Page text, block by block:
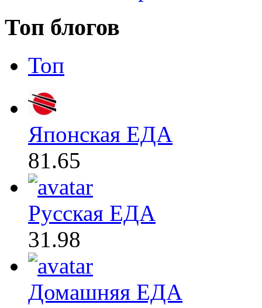
Топ блогов
Топ
Японская ЕДА
81.65
Русская ЕДА
31.98
Домашняя ЕДА